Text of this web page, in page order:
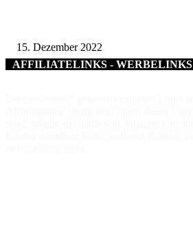
15. Dezember 2022
AFFILIATELINKS - WERBELINKS